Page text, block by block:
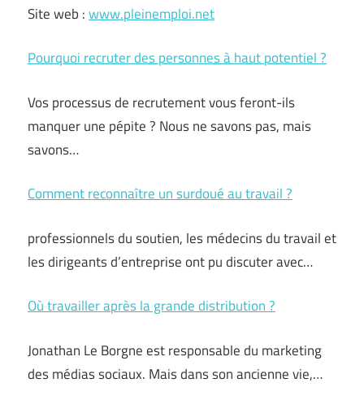
Site web :www.pleinemploi.net
Pourquoi recruter des personnes à haut potentiel ?
Vos processus de recrutement vous feront-ils
manquer une pépite ? Nous ne savons pas, mais
savons…
Comment reconnaître un surdoué au travail ?
professionnels du soutien, les médecins du travail et
les dirigeants d’entreprise ont pu discuter avec…
Où travailler après la grande distribution ?
Jonathan Le Borgne est responsable du marketing
des médias sociaux. Mais dans son ancienne vie,…